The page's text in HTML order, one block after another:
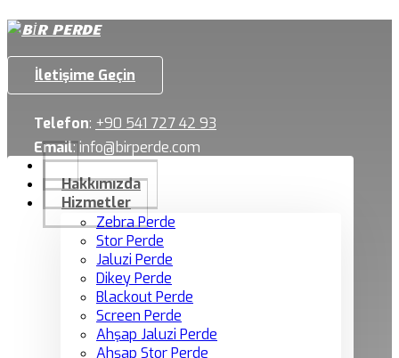
İletişime Geçin
Telefon: +90 541 727 42 93
Email:info@birperde.com
Hakkımızda
Hizmetler
Zebra Perde
Stor Perde
Jaluzi Perde
Dikey Perde
Blackout Perde
Screen Perde
Ahşap Jaluzi Perde
Ahşap Stor Perde